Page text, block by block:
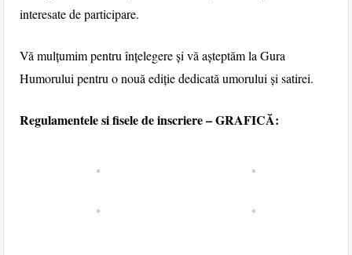
interesate de participare.
Vă mulțumim pentru înțelegere și vă așteptăm la Gura
Humorului pentru o nouă ediție dedicată umorului și satirei.
Regulamentele si fisele de inscriere – GRAFICĂ: